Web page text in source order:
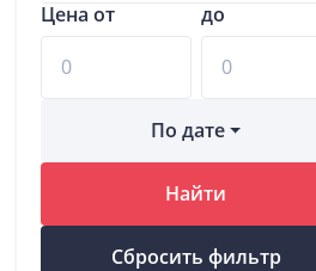
Цена от до
По дате
Найти
Сбросить фильтр